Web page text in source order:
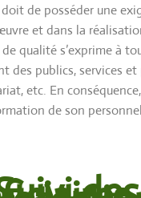
de posséder une
et dans la
qualité s’exprime à
des publics, services
etc. En
de son